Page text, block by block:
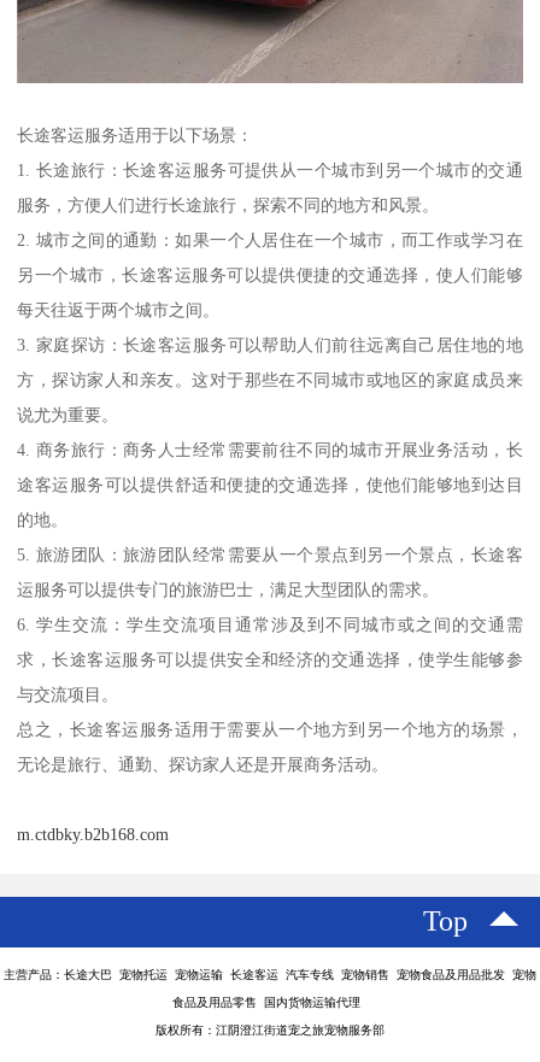
长途客运服务适用于以下场景：
1. 长途旅行：长途客运服务可提供从一个城市到另一个城市的交通
服务，方便人们进行长途旅行，探索不同的地方和风景。
2. 城市之间的通勤：如果一个人居住在一个城市，而工作或学习在
另一个城市，长途客运服务可以提供便捷的交通选择，使人们能够
每天往返于两个城市之间。
3. 家庭探访：长途客运服务可以帮助人们前往远离自己居住地的地
方，探访家人和亲友。这对于那些在不同城市或地区的家庭成员来
说尤为重要。
4. 商务旅行：商务人士经常需要前往不同的城市开展业务活动，长
途客运服务可以提供舒适和便捷的交通选择，使他们能够地到达目
的地。
5. 旅游团队：旅游团队经常需要从一个景点到另一个景点，长途客
运服务可以提供专门的旅游巴士，满足大型团队的需求。
6. 学生交流：学生交流项目通常涉及到不同城市或之间的交通需
求，长途客运服务可以提供安全和经济的交通选择，使学生能够参
与交流项目。
总之，长途客运服务适用于需要从一个地方到另一个地方的场景，
无论是旅行、通勤、探访家人还是开展商务活动。
m.ctdbky.b2b168.com
Top
主营产品：长途大巴 宠物托运 宠物运输 长途客运 汽车专线 宠物销售 宠物食品及用品批发 宠物
食品及用品零售 国内货物运输代理
版权所有：江阴澄江街道宠之旅宠物服务部